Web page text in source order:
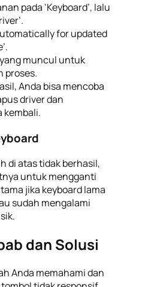
pada ‘Keyboard’, lalu
for updated
muncul untuk
proses.
Anda bisa mencoba
driver dan
kembali.
di atas tidak berhasil,
untuk mengganti
jika keyboard lama
sudah mengalami
dan Solusi
Anda memahami dan